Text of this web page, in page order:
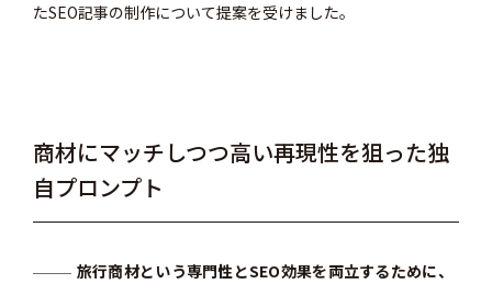
たSEO記事の制作について提案を受けました。
商材にマッチしつつ高い再現性を狙った独
自プロンプト
旅行商材という専門性とSEO効果を両立するために、